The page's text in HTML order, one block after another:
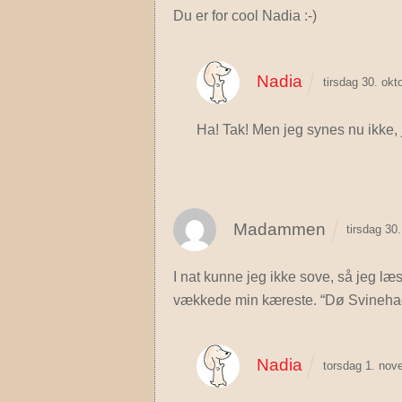
Du er for cool Nadia :-)
Nadia tirsdag 30.
Ha! Tak! Men jeg synes nu
Madammen tirsdag
I nat kunne jeg ikke sove, så jeg
vækkede min kæreste. “Dø
Nadia torsdag 1.